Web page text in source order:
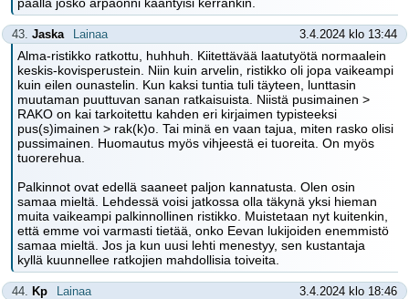
43. Jaska Lainaa 3.4.2024 klo 13:44
Alma-ristikko ratkottu, huhhuh. Kiitettävää laatutyötä normaalein
keskis-kovisperustein. Niin kuin arvelin, ristikko oli jopa vaikeampi
kuin eilen ounastelin. Kun kaksi tuntia tuli täyteen, lunttasin
muutaman puuttuvan sanan ratkaisuista. Niistä pusimainen >
RAKO on kai tarkoitettu kahden eri kirjaimen typisteeksi
pus(s)imainen > rak(k)o. Tai minä en vaan tajua, miten rasko olisi
pussimainen. Huomautus myös vihjeestä ei tuoreita. On myös
tuorerehua.
Palkinnot ovat edellä saaneet paljon kannatusta. Olen osin
samaa mieltä. Lehdessä voisi jatkossa olla täkynä yksi hieman
muita vaikeampi palkinnollinen ristikko. Muistetaan nyt kuitenkin,
että emme voi varmasti tietää, onko Eevan lukijoiden enemmistö
samaa mieltä. Jos ja kun uusi lehti menestyy, sen kustantaja
kyllä kuunnellee ratkojien mahdollisia toiveita.
44. Kp Lainaa 3.4.2024 klo 18:46